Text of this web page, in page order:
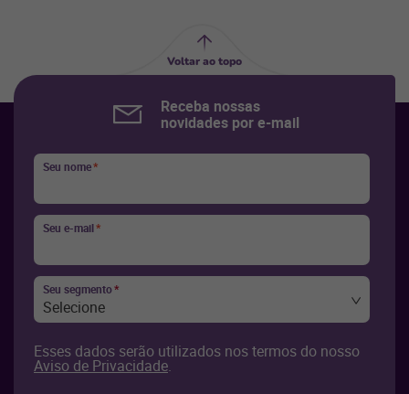
Voltar ao topo
Receba nossas
novidades por e-mail
Seu nome*
Seu e-mail*
Seu segmento*
Selecione
Esses dados serão utilizados nos termos do nosso
Aviso de Privacidade.